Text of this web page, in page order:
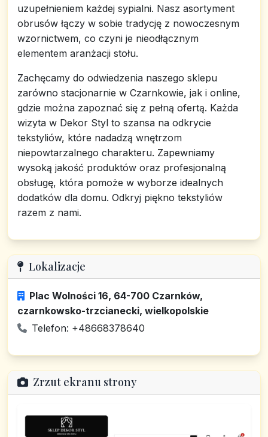
uzupełnieniem każdej sypialni. Nasz asortyment
obrusów łączy w sobie tradycję z nowoczesnym
wzornictwem, co czyni je nieodłącznym
elementem aranżacji stołu.
Zachęcamy do odwiedzenia naszego sklepu
zarówno stacjonarnie w Czarnkowie, jak i online,
gdzie można zapoznać się z pełną ofertą. Każda
wizyta w Dekor Styl to szansa na odkrycie
tekstyliów, które nadadzą wnętrzom
niepowtarzalnego charakteru. Zapewniamy
wysoką jakość produktów oraz profesjonalną
obsługę, która pomoże w wyborze idealnych
dodatków dla domu. Odkryj piękno tekstyliów
razem z nami.
Lokalizacje
Plac Wolności 16, 64-700 Czarnków,
czarnkowsko-trzcianecki, wielkopolskie
Telefon: +48668378640
Zrzut ekranu strony